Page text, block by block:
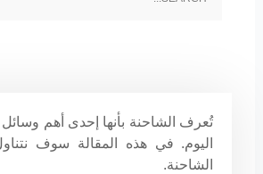
تُعرف الشاحنة بأنها إحدى أهم
اليوم. في هذه المقالة سوف
الشاحنة.